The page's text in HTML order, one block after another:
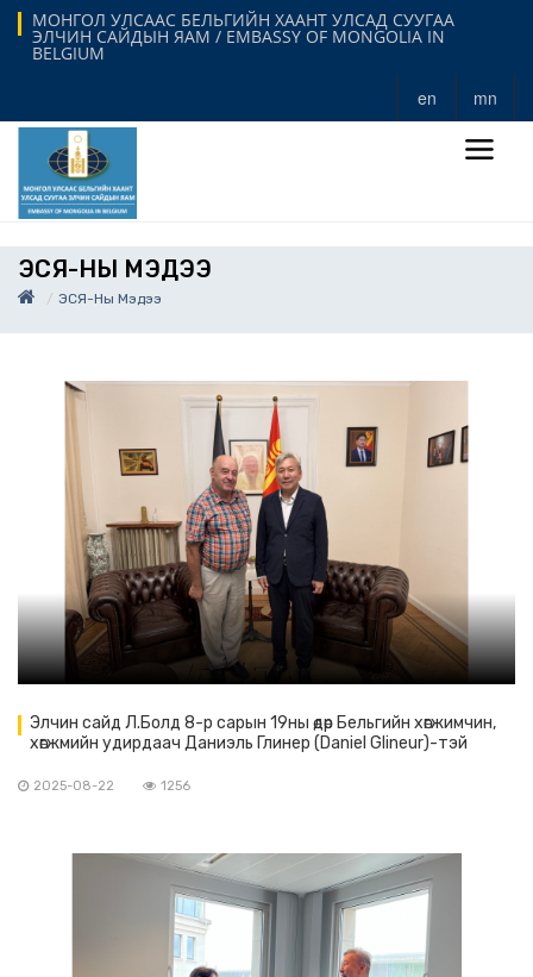
МОНГОЛ УЛСААС БЕЛЬГИЙН ХААНТ УЛСАД СУУГАА
ЭЛЧИН САЙДЫН ЯАМ / EMBASSY OF MONGOLIA IN
BELGIUM
en mn
ЭСЯ-НЫ МЭДЭЭ
ЭСЯ-Ны Мэдээ
Элчин сайд Л.Болд 8-р сарын 19ны өдөр Бельгийн хөгжимчин,
хөгжмийн удирдаач Даниэль Глинер (Daniel Glineur)-тэй
2025-08-22 1256